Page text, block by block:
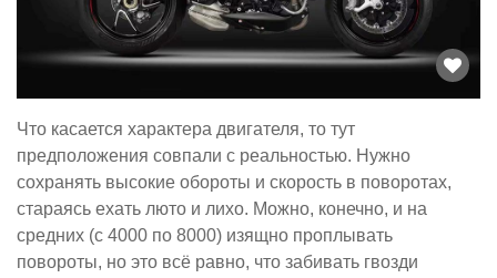
Что касается характера двигателя, то тут
предположения совпали с реальностью. Нужно
сохранять высокие обороты и скорость в поворотах,
стараясь ехать люто и лихо. Можно, конечно, и на
средних (с 4000 по 8000) изящно проплывать
повороты, но это всё равно, что забивать гвозди